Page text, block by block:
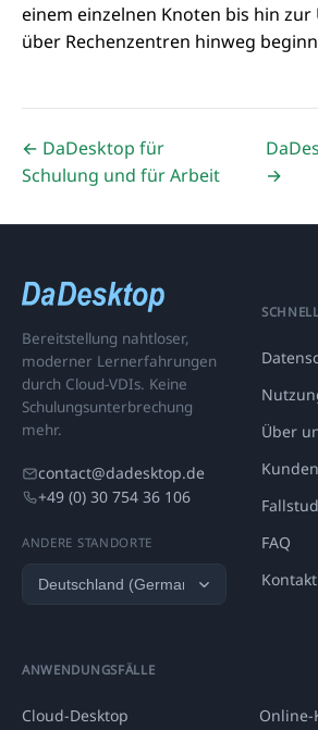
einem einzelnen Knoten bis hin
über Rechenzentren hinweg
← DaDesktop für
Schulung und für Arbeit
→
Bereitstellung nahtloser,
moderner Lernerfahrungen
durch Cloud-VDIs. Keine
Schulungsunterbrechung
mehr.
contact@dadesktop.de
+49 (0) 30 754 36 106
ANDERE STANDORTE
Über
Kunden
FAQ
Kontakt
ANWENDUNGSFÄLLE
Cloud-Desktop
Online-